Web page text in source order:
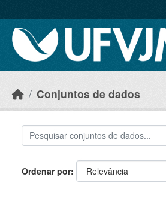
Conjuntos de dados
Ordenar por